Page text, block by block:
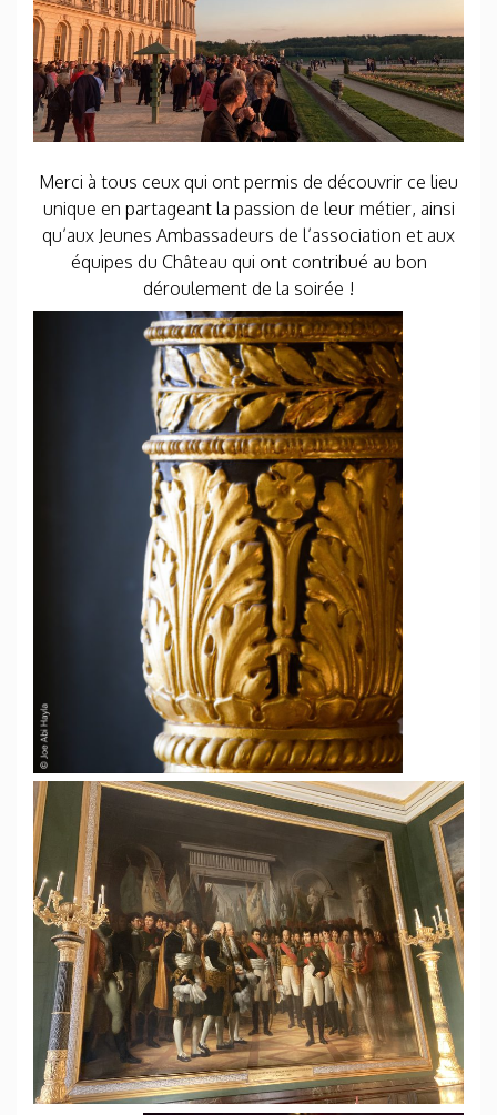
Merci à tous ceux qui ont permis de découvrir ce lieu
unique en partageant la passion de leur métier, ainsi
qu’aux Jeunes Ambassadeurs de l’association et aux
équipes du Château qui ont contribué au bon
déroulement de la soirée !